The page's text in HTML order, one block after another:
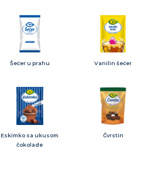
Šećer u prahu Vanilin šećer
Eskimko sa ukusom
čokolade
Čvrstin